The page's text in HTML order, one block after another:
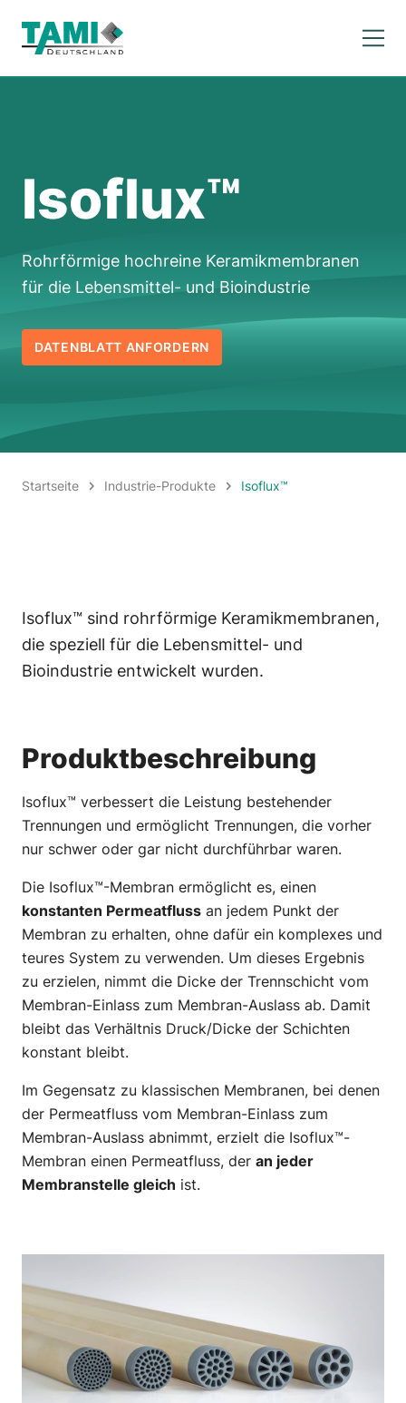
Isoflux™
Rohrförmige hochreine Keramikmembranen
für die Lebensmittel- und Bioindustrie
DATENBLATT ANFORDERN
Startseite Industrie-Produkte Isoflux™
Isoflux™ sind rohrförmige Keramikmembranen,
die speziell für die Lebensmittel- und
Bioindustrie entwickelt wurden.
Produktbeschreibung
Isoflux™ verbessert die Leistung bestehender
Trennungen und ermöglicht Trennungen, die vorher
nur schwer oder gar nicht durchführbar waren.
Die Isoflux™-Membran ermöglicht es, einen
konstanten Permeatfluss an jedem Punkt der
Membran zu erhalten, ohne dafür ein komplexes und
teures System zu verwenden. Um dieses Ergebnis
zu erzielen, nimmt die Dicke der Trennschicht vom
Membran-Einlass zum Membran-Auslass ab. Damit
bleibt das Verhältnis Druck/Dicke der Schichten
konstant bleibt.
Im Gegensatz zu klassischen Membranen, bei denen
der Permeatfluss vom Membran-Einlass zum
Membran-Auslass abnimmt, erzielt die Isoflux™-
Membran einen Permeatfluss, der an jeder
Membranstelle gleich ist.